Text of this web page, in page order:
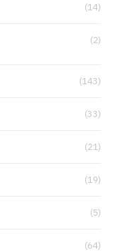
(14)
(2)
(143)
(33)
(21)
(19)
(5)
(64)